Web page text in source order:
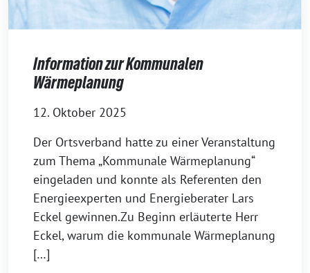
Information zur Kommunalen
Wärmeplanung
12. Oktober 2025
Der Ortsverband hatte zu einer Veranstaltung
zum Thema „Kommunale Wärmeplanung“
eingeladen und konnte als Referenten den
Energieexperten und Energieberater Lars
Eckel gewinnen.Zu Beginn erläuterte Herr
Eckel, warum die kommunale Wärmeplanung
[…]